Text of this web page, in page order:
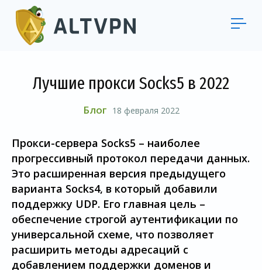
Лучшие прокси Socks5 в 2022
Блог 18 февраля 2022
Прокси-сервера Socks5 – наиболее
прогрессивный протокол передачи данных.
Это расширенная версия предыдущего
варианта Socks4, в который добавили
поддержку UDP. Его главная цель –
обеспечение строгой аутентификации по
универсальной схеме, что позволяет
расширить методы адресаций с
добавлением поддержки доменов и